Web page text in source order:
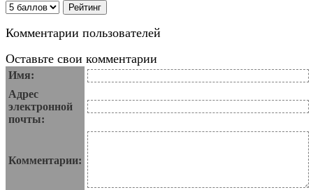
Комментарии пользователей
Оставьте свои комментарии
Имя:
Адрес
электронной
почты:
Комментарии: